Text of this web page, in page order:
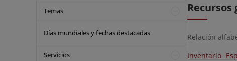
Temas
Días mundiales y fechas destacadas
Servicios
Relación
Inventario